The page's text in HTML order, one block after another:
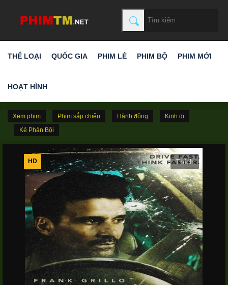
THỂ LOẠI QUỐC GIA PHIM LẺ PHIM BỘ PHIM MỚI
HOẠT HÌNH
Xem phim Phim sắp chiếu Hành động
Kinh dị
Kẻ Phản Bội
HD